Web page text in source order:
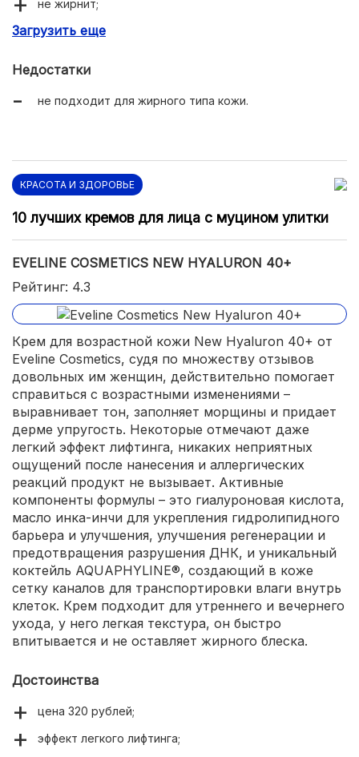
не жирнит;
подходит для основы под макияж.
Загрузить еще
Недостатки
не подходит для жирного типа кожи.
КРАСОТА И ЗДОРОВЬЕ
10 лучших кремов для лица с муцином улитки
EVELINE COSMETICS NEW HYALURON 40+
Рейтинг: 4.3
Крем для возрастной кожи New Hyaluron 40+ от
Eveline Cosmetics, судя по множеству отзывов
довольных им женщин, действительно помогает
справиться с возрастными изменениями –
выравнивает тон, заполняет морщины и придает
дерме упругость. Некоторые отмечают даже
легкий эффект лифтинга, никаких неприятных
ощущений после нанесения и аллергических
реакций продукт не вызывает. Активные
компоненты формулы – это гиалуроновая кислота,
масло инка-инчи для укрепления гидролипидного
барьера и улучшения, улучшения регенерации и
предотвращения разрушения ДНК, и уникальный
коктейль AQUAPHYLINE®, создающий в коже
сетку каналов для транспортировки влаги внутрь
клеток. Крем подходит для утреннего и вечернего
ухода, у него легкая текстура, он быстро
впитывается и не оставляет жирного блеска.
Достоинства
цена 320 рублей;
эффект легкого лифтинга;